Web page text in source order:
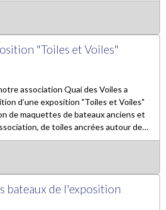
"Toiles et Voiles"
association Quai des Voiles a
d’une exposition "Toiles et Voiles"
de maquettes de bateaux anciens et
de toiles ancrées autour de
action s'inscrit dans notre démarche
maritime.
bateaux de l'exposition